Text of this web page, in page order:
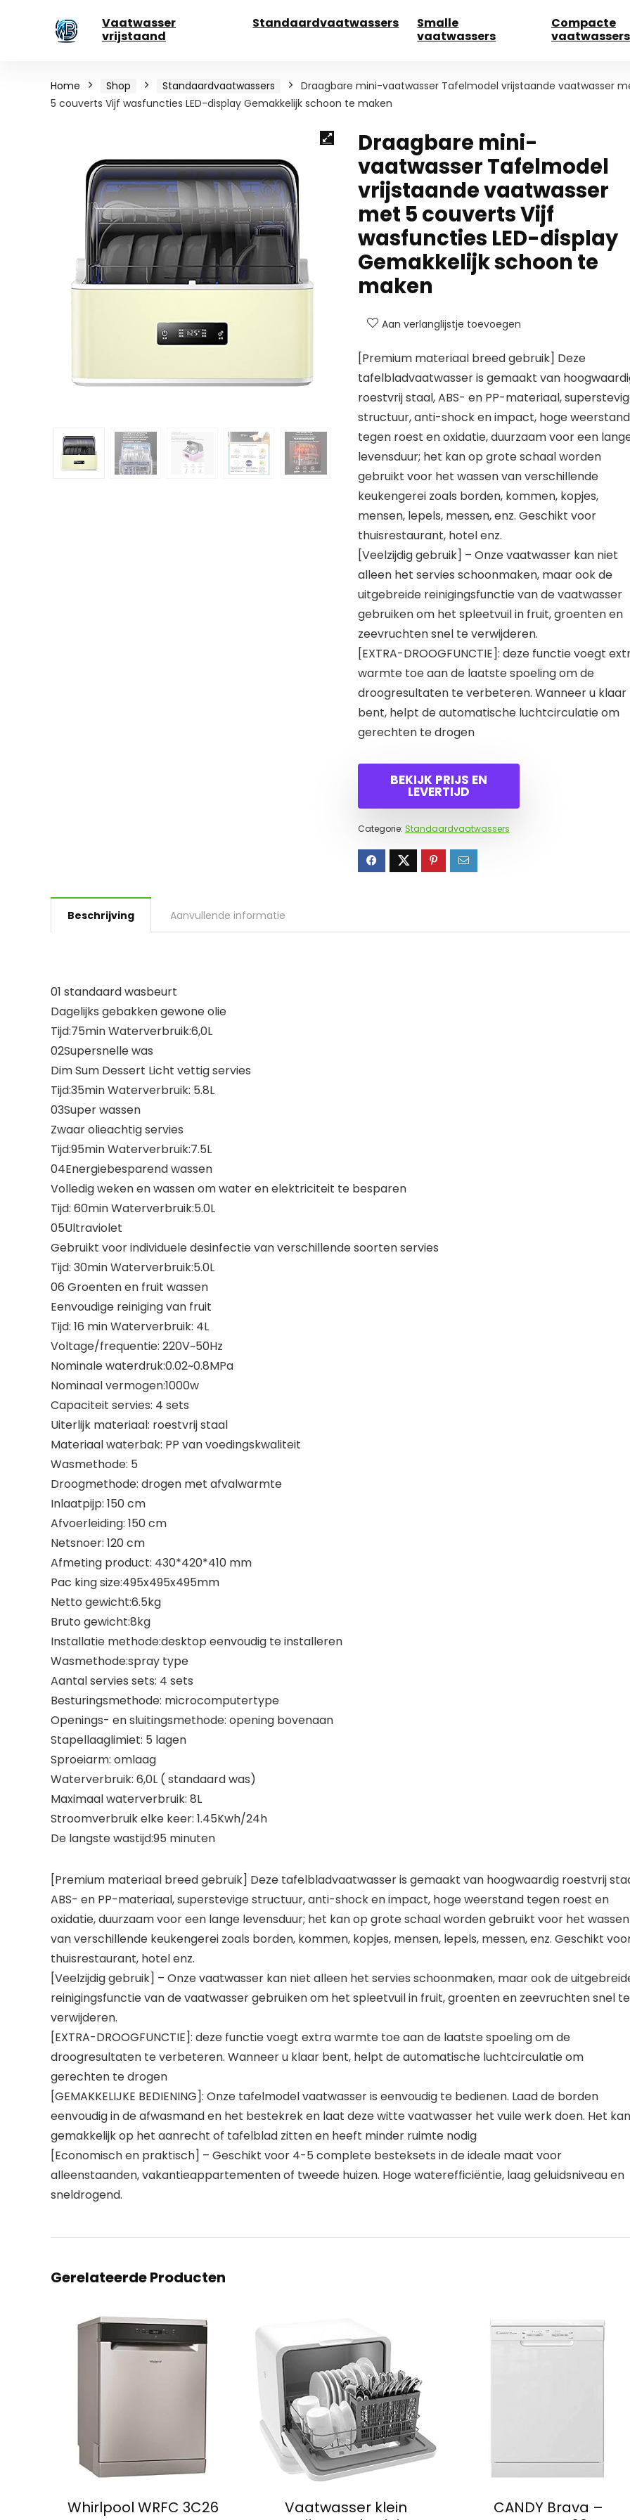
Vaatwasser
vrijstaand
Standaardvaatwassers
Smalle
vaatwassers
Compacte
vaatwassers
Home Shop Standaardvaatwassers
Draagbare mini-vaatwasser Tafelmodel vrijstaande vaatwasser
5 couverts Vijf wasfuncties LED-display Gemakkelijk schoon te maken
Draagbare mini-
vaatwasser Tafelmodel
vrijstaande vaatwasser
met 5 couverts Vijf
wasfuncties LED-display
Gemakkelijk schoon te
maken
Aan verlanglijstje toevoegen
[Premium materiaal breed gebruik] Deze
tafelbladvaatwasser is gemaakt van
roestvrij staal, ABS- en PP-materiaal,
structuur, anti-shock en impact, hoge weerstand
tegen roest en oxidatie, duurzaam voor een
levensduur; het kan op grote schaal worden
gebruikt voor het wassen van verschillende
keukengerei zoals borden, kommen, kopjes,
mensen, lepels, messen, enz. Geschikt voor
thuisrestaurant, hotel enz.
[Veelzijdig gebruik] – Onze vaatwasser kan niet
alleen het servies schoonmaken, maar ook de
uitgebreide reinigingsfunctie van de vaatwasser
gebruiken om het spleetvuil in fruit, groenten en
zeevruchten snel te verwijderen.
[EXTRA-DROOGFUNCTIE]: deze functie voegt
warmte toe aan de laatste spoeling om de
droogresultaten te verbeteren. Wanneer u klaar
bent, helpt de automatische luchtcirculatie om
gerechten te drogen
BEKIJK PRIJS EN
LEVERTIJD
Categorie: Standaardvaatwassers
Beschrijving Aanvullende informatie
01 standaard wasbeurt
Dagelijks gebakken gewone olie
Tijd:75min Waterverbruik:6,0L
02Supersnelle was
Dim Sum Dessert Licht vettig servies
Tijd:35min Waterverbruik: 5.8L
03Super wassen
Zwaar olieachtig servies
Tijd:95min Waterverbruik:7.5L
04Energiebesparend wassen
Volledig weken en wassen om water en elektriciteit te besparen
Tijd: 60min Waterverbruik:5.0L
05Ultraviolet
Gebruikt voor individuele desinfectie van verschillende soorten servies
Tijd: 30min Waterverbruik:5.0L
06 Groenten en fruit wassen
Eenvoudige reiniging van fruit
Tijd: 16 min Waterverbruik: 4L
Voltage/frequentie: 220V~50Hz
Nominale waterdruk:0.02~0.8MPa
Nominaal vermogen:1000w
Capaciteit servies: 4 sets
Uiterlijk materiaal: roestvrij staal
Materiaal waterbak: PP van voedingskwaliteit
Wasmethode: 5
Droogmethode: drogen met afvalwarmte
Inlaatpijp: 150 cm
Afvoerleiding: 150 cm
Netsnoer: 120 cm
Afmeting product: 430*420*410 mm
Pac king size:495x495x495mm
Netto gewicht:6.5kg
Bruto gewicht:8kg
Installatie methode:desktop eenvoudig te installeren
Wasmethode:spray type
Aantal servies sets: 4 sets
Besturingsmethode: microcomputertype
Openings- en sluitingsmethode: opening bovenaan
Stapellaaglimiet: 5 lagen
Sproeiarm: omlaag
Waterverbruik: 6,0L ( standaard was)
Maximaal waterverbruik: 8L
Stroomverbruik elke keer: 1.45Kwh/24h
De langste wastijd:95 minuten
[Premium materiaal breed gebruik] Deze tafelbladvaatwasser is gemaakt van hoogwaardig roestvrij
ABS- en PP-materiaal, superstevige structuur, anti-shock en impact, hoge weerstand tegen roest en
oxidatie, duurzaam voor een lange levensduur; het kan op grote schaal worden gebruikt voor het wassen
van verschillende keukengerei zoals borden, kommen, kopjes, mensen, lepels, messen, enz. Geschikt
thuisrestaurant, hotel enz.
[Veelzijdig gebruik] – Onze vaatwasser kan niet alleen het servies schoonmaken, maar ook de
reinigingsfunctie van de vaatwasser gebruiken om het spleetvuil in fruit, groenten en zeevruchten snel te
verwijderen.
[EXTRA-DROOGFUNCTIE]: deze functie voegt extra warmte toe aan de laatste spoeling om de
droogresultaten te verbeteren. Wanneer u klaar bent, helpt de automatische luchtcirculatie om
gerechten te drogen
[GEMAKKELIJKE BEDIENING]: Onze tafelmodel vaatwasser is eenvoudig te bedienen. Laad de borden
eenvoudig in de afwasmand en het bestekrek en laat deze witte vaatwasser het vuile werk doen. Het kan
gemakkelijk op het aanrecht of tafelblad zitten en heeft minder ruimte nodig
[Economisch en praktisch] – Geschikt voor 4-5 complete besteksets in de ideale maat voor
alleenstaanden, vakantieappartementen of tweede huizen. Hoge waterefficiëntie, laag geluidsniveau en
sneldrogend.
Gerelateerde Producten
Whirlpool WRFC 3C26
Vaatwasser klein
CANDY Brava –